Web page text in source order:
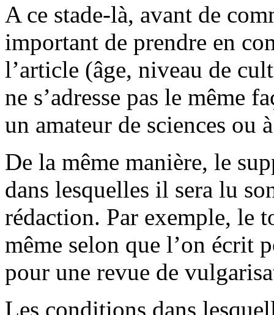
A ce stade-là, avant de
important de prendre en
l’article (âge, niveau de
ne s’adresse pas le même
un amateur de sciences ou
De la même manière, le
dans lesquelles il sera lu
rédaction. Par exemple, le
même selon que l’on écrit
pour une revue de
Les conditions dans